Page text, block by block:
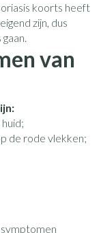
koorts heeft
zijn, dus
van
de rode vlekken;